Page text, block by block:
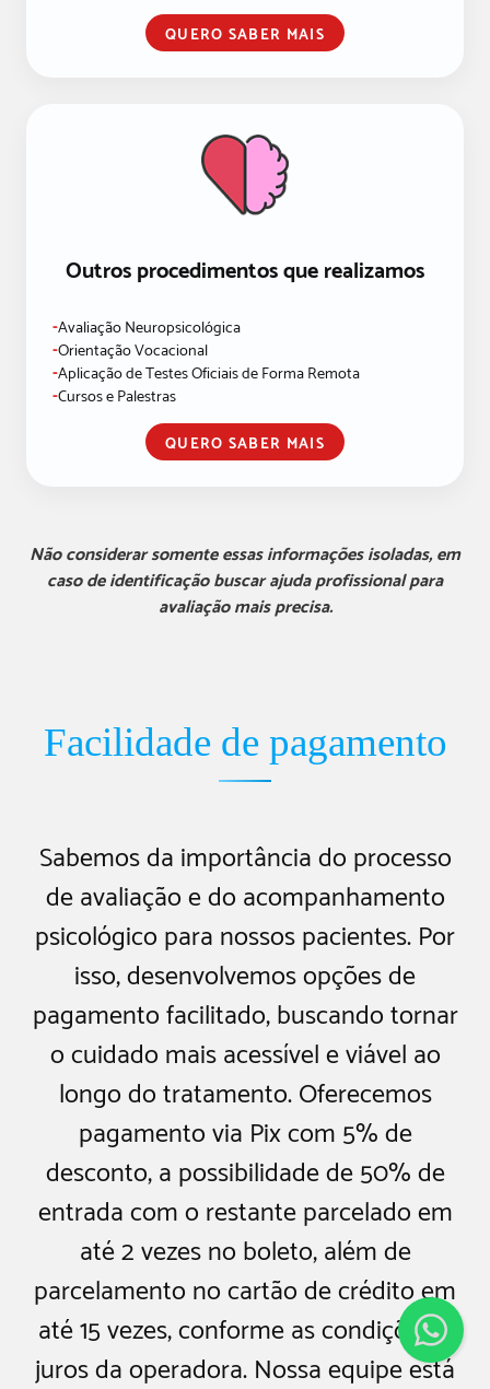
QUERO SABER MAIS
Outros procedimentos que realizamos
-Avaliação Neuropsicológica
-Orientação Vocacional
-Aplicação de Testes Oficiais de Forma Remota
-Cursos e Palestras
QUERO SABER MAIS
Não considerar somente essas informações isoladas, em
caso de identificação buscar ajuda profissional para
avaliação mais precisa.
Facilidade de pagamento
Sabemos da importância do processo
de avaliação e do acompanhamento
psicológico para nossos pacientes. Por
isso, desenvolvemos opções de
pagamento facilitado, buscando tornar
o cuidado mais acessível e viável ao
longo do tratamento. Oferecemos
pagamento via Pix com 5% de
desconto, a possibilidade de 50% de
entrada com o restante parcelado em
até 2 vezes no boleto, além de
parcelamento no cartão de crédito em
até 15 vezes, conforme as condições e
juros da operadora. Nossa equipe está